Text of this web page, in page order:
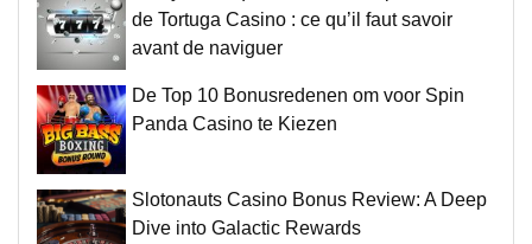
de Tortuga Casino : ce qu’il faut savoir
avant de naviguer
De Top 10 Bonusredenen om voor Spin
Panda Casino te Kiezen
Slotonauts Casino Bonus Review: A Deep
Dive into Galactic Rewards